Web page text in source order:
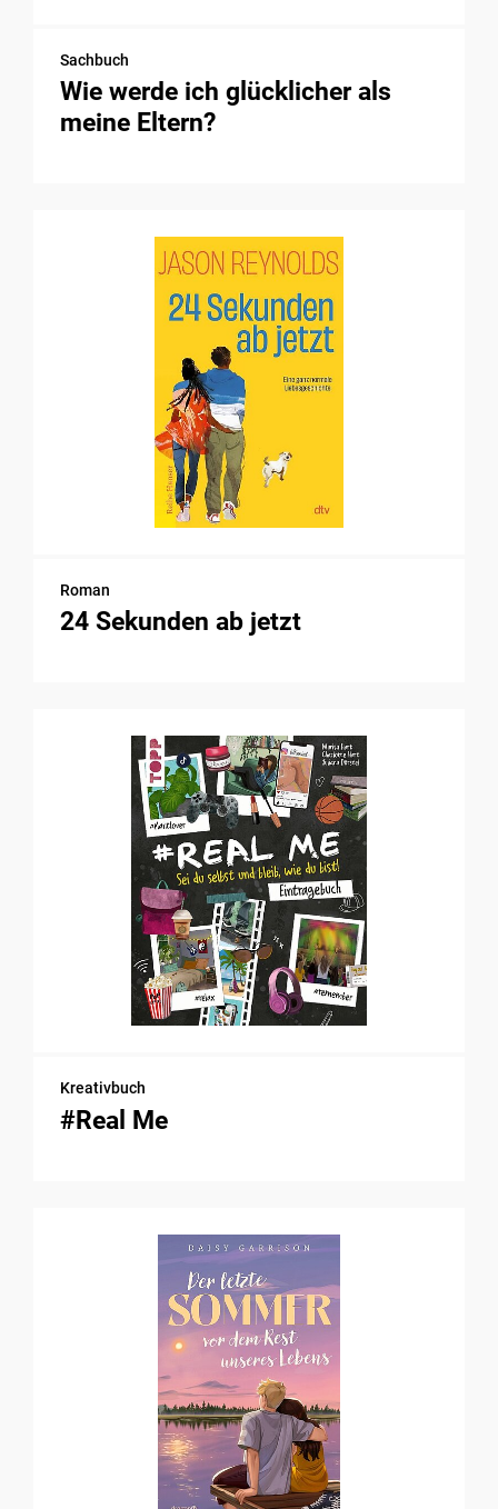
Sachbuch
Wie werde ich glücklicher als
meine Eltern?
Roman
24 Sekunden ab jetzt
Kreativbuch
#Real Me